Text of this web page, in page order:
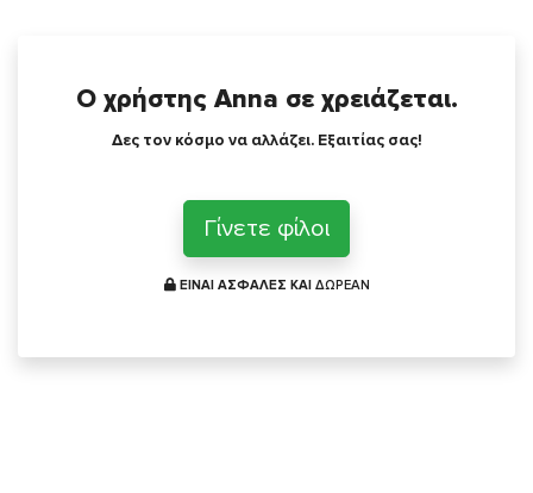
Ο χρήστης Anna σε χρειάζεται.
Δες τον κόσμο να αλλάζει. Εξαιτίας σας!
Γίνετε φίλοι
ΕΙΝΑΙ ΑΣΦΑΛΕΣ ΚΑΙ ΔΩΡΕΑΝ